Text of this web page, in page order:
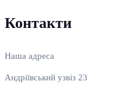
Контакти
Наша адреса
Андріївський узвіз 23